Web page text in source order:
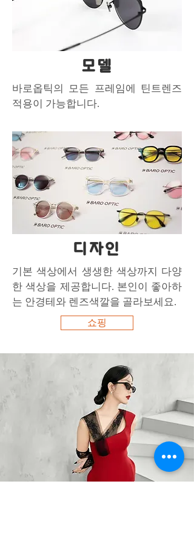
모델
바로옵틱의 모든 프레임에 틴트렌즈
적용이 가능합니다.
디자인
기본 색상에서 생생한 색상까지 다양
한 색상을 제공합니다. 본인이 좋아하
는 안경테와 렌즈색깔을 골라보세요.
쇼핑